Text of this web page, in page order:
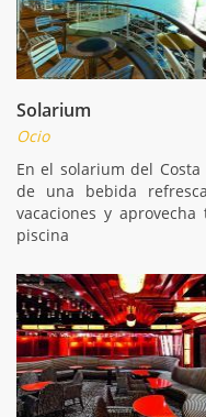
Solarium
Ocio
En el solarium del
de una bebida
vacaciones y
piscina